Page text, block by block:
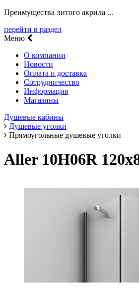
Преимущества литого акрила ...
перейти в раздел
Меню
О компании
Новости
Оплата и доставка
Сотрудничество
Информация
Магазины
Душевые кабины
Душевые уголки
Прямоугольные душевые уголки
Aller 10H06R